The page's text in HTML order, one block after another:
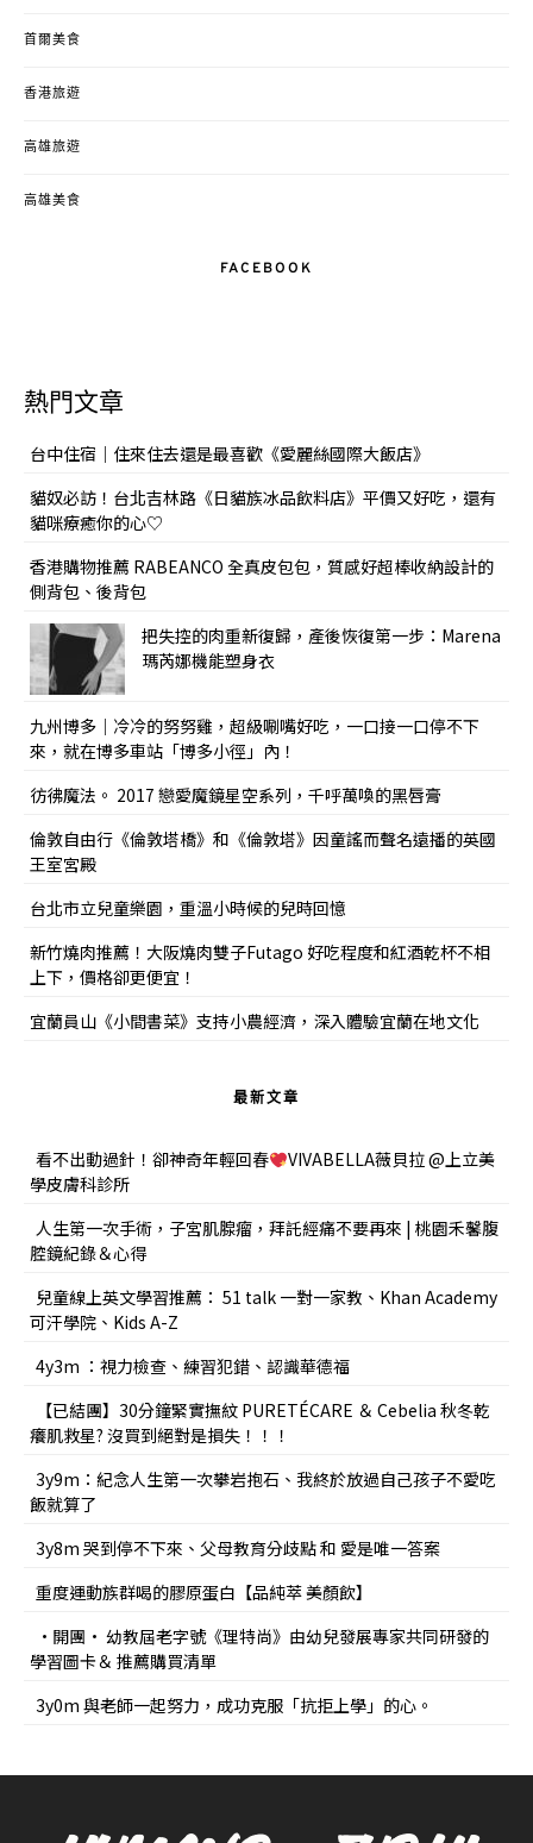
首爾美食
香港旅遊
高雄旅遊
高雄美食
FACEBOOK
熱門文章
台中住宿｜住來住去還是最喜歡《愛麗絲國際大飯店》
貓奴必訪！台北吉林路《日貓族冰品飲料店》平價又好吃，還有
貓咪療癒你的心♡
香港購物推薦 RABEANCO 全真皮包包，質感好超棒收納設計的
側背包、後背包
把失控的肉重新復歸，產後恢復第一步：Marena
瑪芮娜機能塑身衣
九州博多｜冷冷的努努雞，超級唰嘴好吃，一口接一口停不下
來，就在博多車站「博多小徑」內！
彷彿魔法。 2017 戀愛魔鏡星空系列，千呼萬喚的黑唇膏
倫敦自由行《倫敦塔橋》和《倫敦塔》因童謠而聲名遠播的英國
王室宮殿
台北市立兒童樂園，重溫小時候的兒時回憶
新竹燒肉推薦！大阪燒肉雙子Futago 好吃程度和紅酒乾杯不相
上下，價格卻更便宜！
宜蘭員山《小間書菜》支持小農經濟，深入體驗宜蘭在地文化
最新文章
看不出動過針！卻神奇年輕回春
VIVABELLA薇貝拉 @上立美
學皮膚科診所
人生第一次手術，子宮肌腺瘤，拜託經痛不要再來 | 桃園禾馨腹
腔鏡紀錄＆心得
兒童線上英文學習推薦： 51 talk 一對一家教、Khan Academy
可汗學院、Kids A-Z
4y3m ：視力檢查、練習犯錯、認識華德福
【已結團】30分鐘緊實撫紋 PURETÉCARE ＆ Cebelia 秋冬乾
癢肌救星? 沒買到絕對是損失！！！
3y9m：紀念人生第一次攀岩抱石、我終於放過自己孩子不愛吃
飯就算了
3y8m 哭到停不下來、父母教育分歧點 和 愛是唯一答案
重度運動族群喝的膠原蛋白【品純萃 美顏飲】
•開團• 幼教屆老字號《理特尚》由幼兒發展專家共同研發的
學習圖卡＆ 推薦購買清單
3y0m 與老師一起努力，成功克服「抗拒上學」的心。